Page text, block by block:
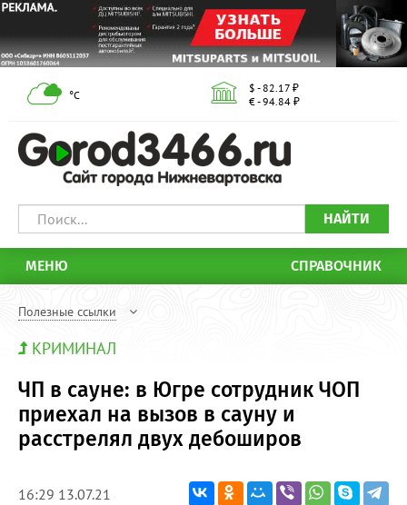
°С
$ - 82.17 ₽
€ - 94.84 ₽
НАЙТИ
МЕНЮ СПРАВОЧНИК
Полезные ссылки
КРИМИНАЛ
ЧП в сауне: в Югре сотрудник ЧОП
приехал на вызов в сауну и
расстрелял двух дебоширов
16:29 13.07.21